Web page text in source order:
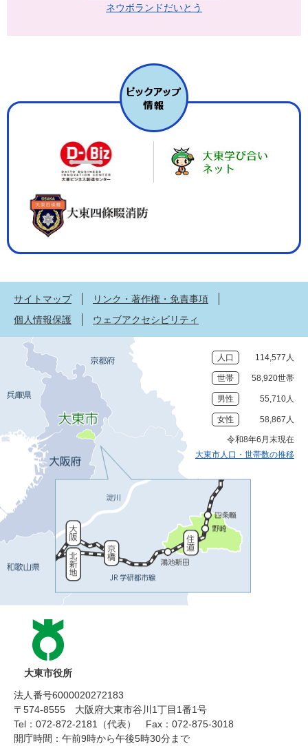
ネウボランドだいとう
サイトマップ
リンク・著作権・免責事項
個人情報保護
ウェブアクセシビリティ
人口 114,577人
世帯 58,920世帯
男性 55,710人
女性 58,867人
令和8年6月末現在
大東市人口・世帯数の推移
大東市役所
法人番号6000020272183
〒574-8555 大阪府大東市谷川1丁目1番1号
Tel：072-872-2181（代表）
Fax：072-875-3018
開庁時間：午前9時から午後5時30分まで